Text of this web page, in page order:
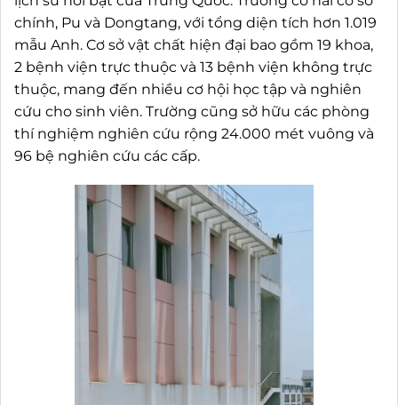
chính, Pu và Dongtang, với tổng diện tích hơn 1.019
mẫu Anh. Cơ sở vật chất hiện đại bao gồm 19 khoa,
2 bệnh viện trực thuộc và 13 bệnh viện không trực
thuộc, mang đến nhiều cơ hội học tập và nghiên
cứu cho sinh viên. Trường cũng sở hữu các phòng
thí nghiệm nghiên cứu rộng 24.000 mét vuông và
96 bệ nghiên cứu các cấp.